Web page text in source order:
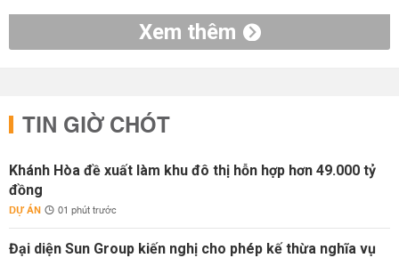
Xem thêm
TIN GIỜ CHÓT
Khánh Hòa đề xuất làm khu đô thị hỗn hợp hơn 49.000 tỷ
đồng
DỰ ÁN 01 phút trước
Đại diện Sun Group kiến nghị cho phép kế thừa nghĩa vụ